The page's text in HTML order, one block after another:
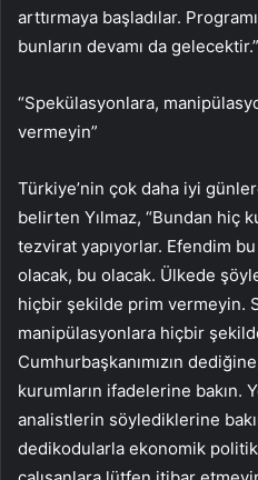
arttırmaya başladılar.
bunların devamı da gelecektir.”
“Spekülasyonlara,
vermeyin”
Türkiye’nin çok daha iyi
belirten Yılmaz, “Bundan hiç
tezvirat yapıyorlar. Efendim
olacak, bu olacak. Ülkede
hiçbir şekilde prim vermeyin.
manipülasyonlara hiçbir
Cumhurbaşkanımızın
kurumların ifadelerine bakın.
analistlerin söylediklerine
dedikodularla ekonomik